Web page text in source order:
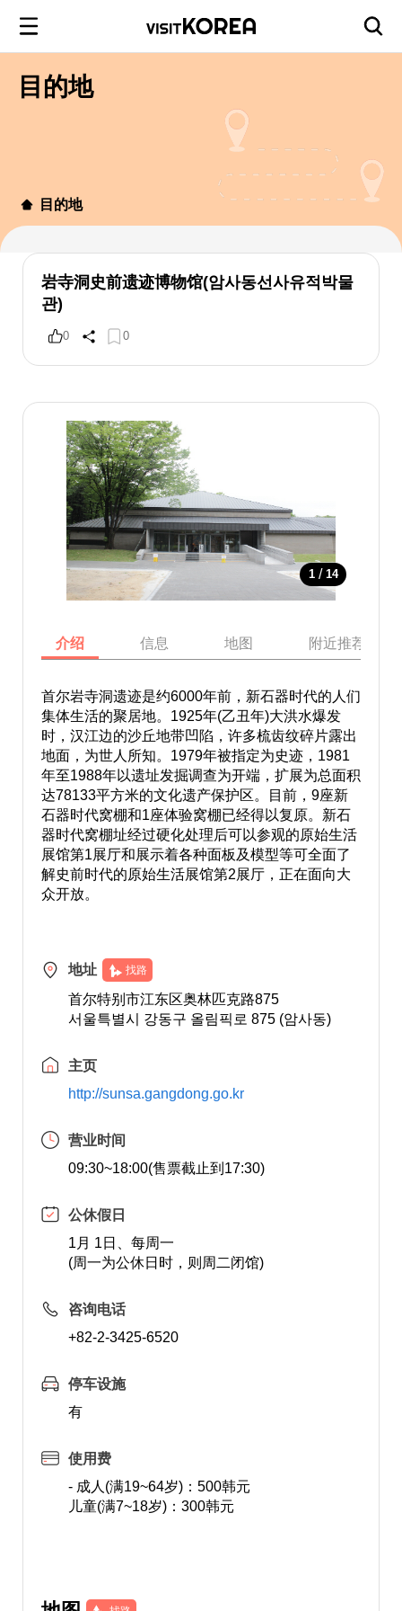
目的地
目的地
岩寺洞史前遗迹博物馆(암사동선사유적박물
관)
0 0
1 / 14
介绍 信息 地图 附近推荐景点
首尔岩寺洞遗迹是约6000年前，新石器时代的人们
集体生活的聚居地。1925年(乙丑年)大洪水爆发
时，汉江边的沙丘地带凹陷，许多梳齿纹碎片露出
地面，为世人所知。1979年被指定为史迹，1981
年至1988年以遗址发掘调查为开端，扩展为总面积
达78133平方米的文化遗产保护区。目前，9座新
石器时代窝棚和1座体验窝棚已经得以复原。新石
器时代窝棚址经过硬化处理后可以参观的原始生活
展馆第1展厅和展示着各种面板及模型等可全面了
解史前时代的原始生活展馆第2展厅，正在面向大
众开放。
地址 找路
首尔特别市江东区奥林匹克路875
서울특별시 강동구 올림픽로 875 (암사동)
主页
http://sunsa.gangdong.go.kr
营业时间
09:30~18:00(售票截止到17:30)
公休假日
1月 1日、每周一
(周一为公休日时，则周二闭馆)
咨询电话
+82-2-3425-6520
停车设施
有
使用费
- 成人(满19~64岁)：500韩元
儿童(满7~18岁)：300韩元